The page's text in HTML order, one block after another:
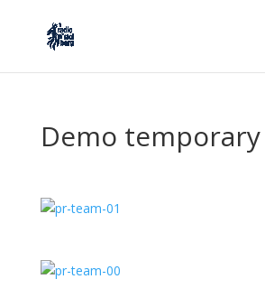
Demo temporary